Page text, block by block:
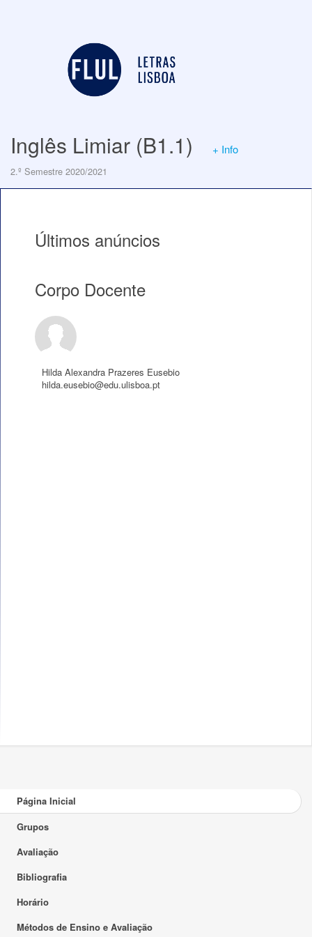
Inglês Limiar (B1.1) + Info
2.º Semestre 2020/2021
Últimos anúncios
Corpo Docente
Hilda Alexandra Prazeres Eusebio
hilda.eusebio@edu.ulisboa.pt
Página Inicial
Grupos
Avaliação
Bibliografia
Horário
Métodos de Ensino e Avaliação